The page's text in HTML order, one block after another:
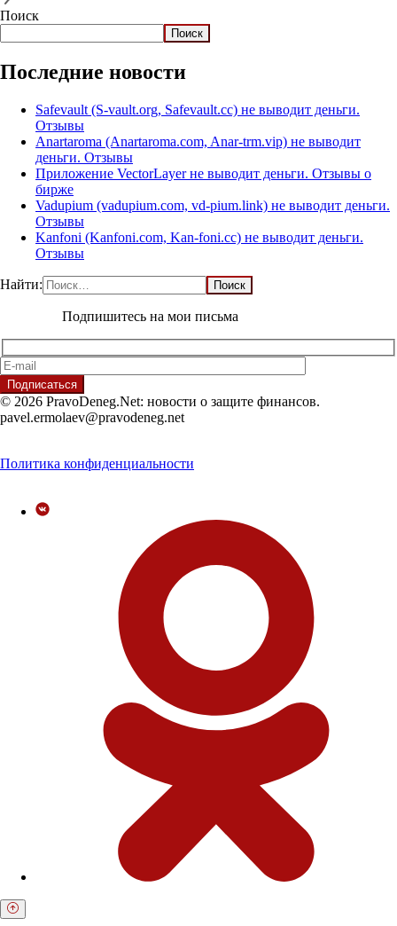
Поиск
Поиск
Последние новости
Safevault (S-vault.org, Safevault.cc) не выводит деньги.
Отзывы
Anartaroma (Anartaroma.com, Anar-trm.vip) не выводит
деньги. Отзывы
Приложение VectorLayer не выводит деньги. Отзывы о
бирже
Vadupium (vadupium.com, vd-pium.link) не выводит деньги.
Отзывы
Kanfoni (Kanfoni.com, Kan-foni.cc) не выводит деньги.
Отзывы
Найти:
Подпишитесь на мои письма
© 2026 PravoDeneg.Net: новости о защите финансов.
pavel.ermolaev@pravodeneg.net
Политика конфиденциальности